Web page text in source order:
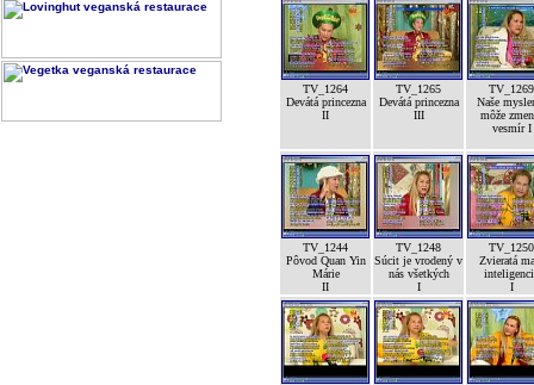
TV_1264
Devátá princezna
II
TV_1265
Devátá princezna
III
TV_1269
Naše
môže
vesmír I
TV_1244
Pôvod Quan Yin
Márie
II
TV_1248
Súcit je vrodený v
nás všetkých
I
TV_1250
Zvieratá
I